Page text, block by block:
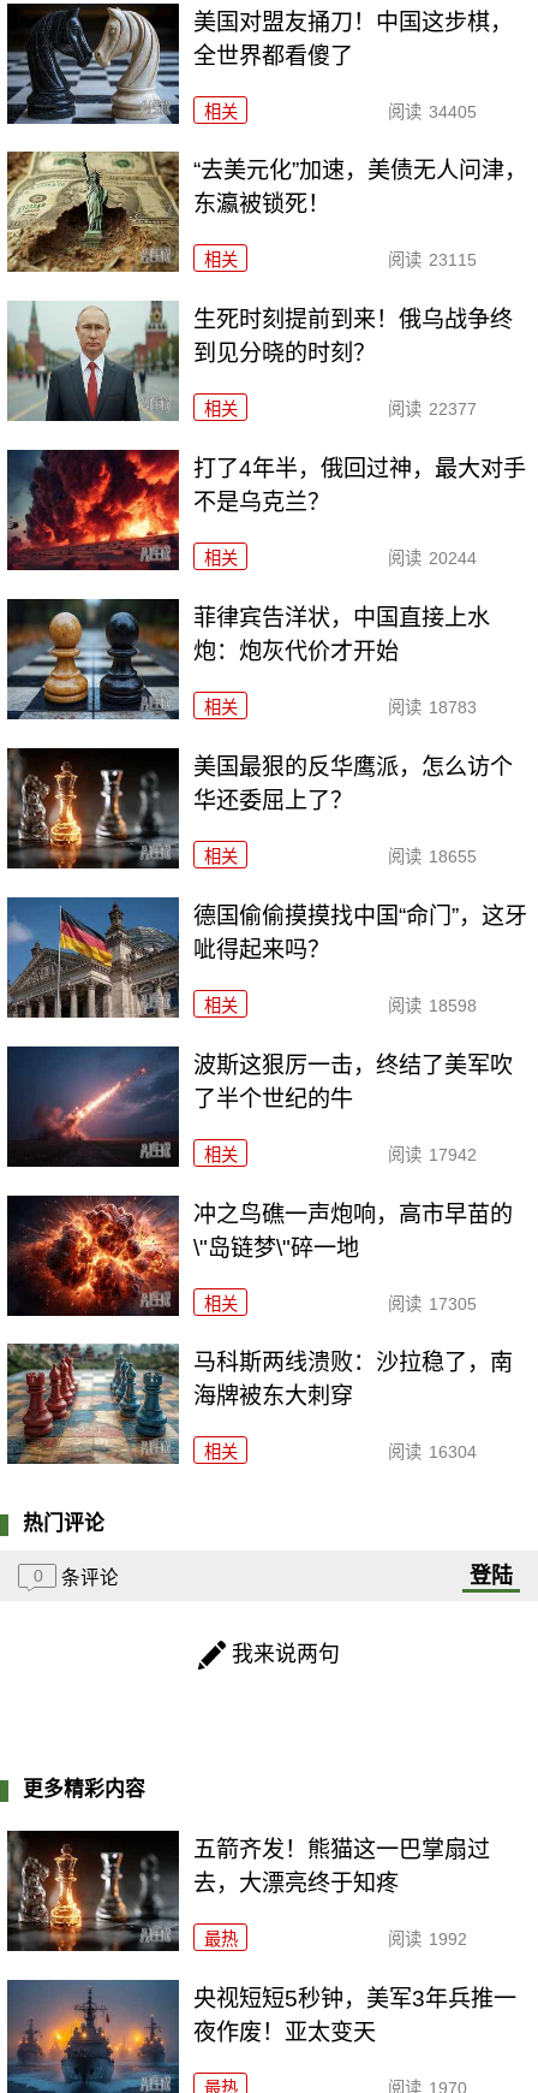
美国对盟友捅刀！中国这步棋，
全世界都看傻了
相关 阅读 34405
“去美元化”加速，美债无人问津，
东瀛被锁死！
相关 阅读 23115
生死时刻提前到来！俄乌战争终
到见分晓的时刻？
相关 阅读 22377
打了4年半，俄回过神，最大对手
不是乌克兰？
相关 阅读 20244
菲律宾告洋状，中国直接上水
炮：炮灰代价才开始
相关 阅读 18783
美国最狠的反华鹰派，怎么访个
华还委屈上了？
相关 阅读 18655
德国偷偷摸摸找中国“命门”，这牙
呲得起来吗？
相关 阅读 18598
波斯这狠厉一击，终结了美军吹
了半个世纪的牛
相关 阅读 17942
冲之鸟礁一声炮响，高市早苗的
\"岛链梦\"碎一地
相关 阅读 17305
马科斯两线溃败：沙拉稳了，南
海牌被东大刺穿
相关 阅读 16304
热门评论
0 条评论 登陆
我来说两句
更多精彩内容
五箭齐发！熊猫这一巴掌扇过
去，大漂亮终于知疼
最热 阅读 1992
央视短短5秒钟，美军3年兵推一
夜作废！亚太变天
最热 阅读 1970